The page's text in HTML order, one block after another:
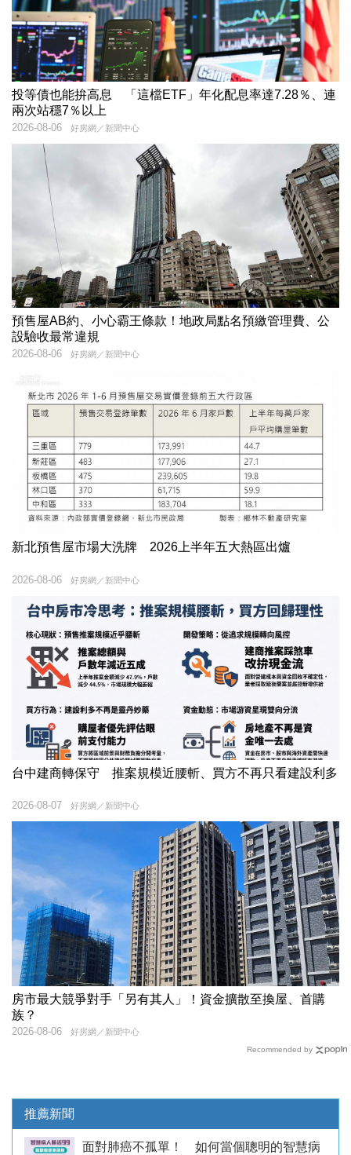
投等債也能拚高息 「這檔ETF」年化配息率達7.28％、連
兩次站穩7％以上
好房網／新聞中心
2026-08-06
預售屋AB約、小心霸王條款！地政局點名預繳管理費、公
設驗收最常違規
好房網／新聞中心
2026-08-06
新北預售屋市場大洗牌 2026上半年五大熱區出爐
好房網／新聞中心
2026-08-06
台中建商轉保守 推案規模近腰斬、買方不再只看建設利多
好房網／新聞中心
2026-08-07
房市最大競爭對手「另有其人」！資金擴散至換屋、首購
族？
好房網／新聞中心
2026-08-06
Recommended by
推薦新聞
面對肺癌不孤單！ 如何當個聰明的智慧病